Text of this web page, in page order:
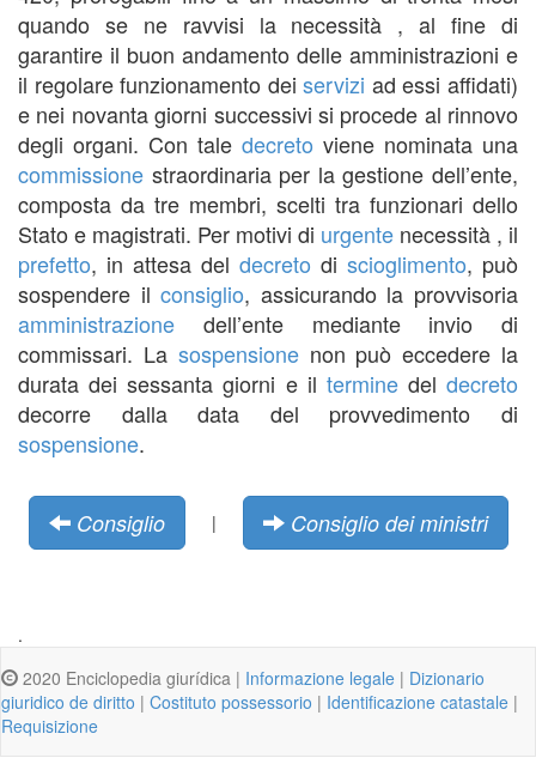
quando se ne ravvisi la necessità , al fine di
garantire il buon andamento delle amministrazioni e
il regolare funzionamento deiservizi ad essi affidati)
e nei novanta giorni successivi si procede al rinnovo
degli organi. Con tale decreto viene nominata una
commissione straordinaria per la gestione dell’ente,
composta da tre membri, scelti tra funzionari dello
Stato e magistrati. Per motivi di urgente necessità , il
prefetto, in attesa del decreto di scioglimento, può
sospendere ilconsiglio, assicurando la provvisoria
amministrazione dell’ente mediante invio di
commissari. La sospensionenon può eccedere la
durata dei sessanta giorni e il terminedel decreto
decorre dalla data del provvedimento di
sospensione.
Consiglio | Consiglio dei ministri
.
2020 Enciclopedia giurídica | Informazione legale | Dizionario
giuridico de diritto | Costituto possessorio | Identificazione catastale |
Requisizione